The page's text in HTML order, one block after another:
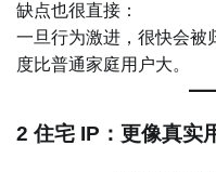
缺点也很直接：
一旦行为激进，很快会被
度比普通家庭用户大。
2 住宅 IP：更像真实